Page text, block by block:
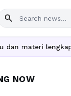
search
lengkap
NOW